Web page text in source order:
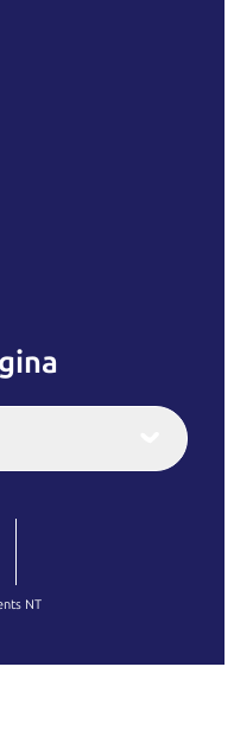
Italiano
繁體中文
NT